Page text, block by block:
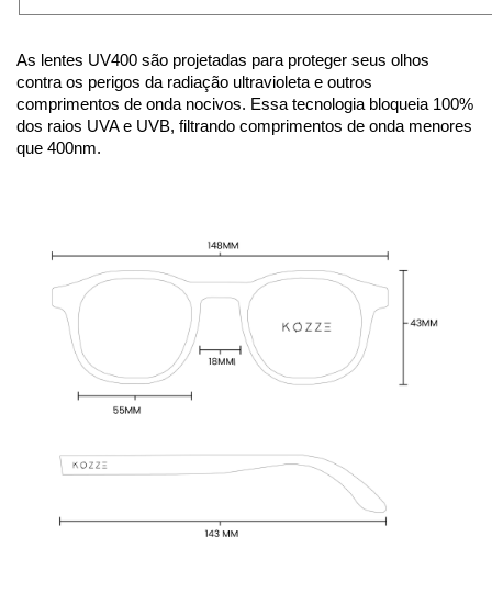
As lentes UV400 são projetadas para proteger seus olhos
contra os perigos da radiação ultravioleta e outros
comprimentos de onda nocivos. Essa tecnologia bloqueia 100%
dos raios UVA e UVB, filtrando comprimentos de onda menores
que 400nm.